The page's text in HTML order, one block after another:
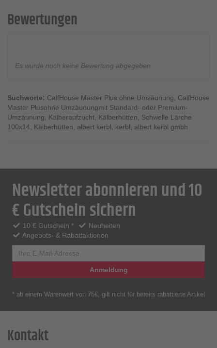
Bewertungen
Es wurde noch keine Bewertung abgegeben
Suchworte: CalfHouse Master Plus ohne Umzäunung, CalfHouse
Master Plusohne Umzäunungmit Standard- oder Premium-
Umzäunung, Kälberaufzucht, Kälberhütten, Schwelle Lärche
100x14, Kälberhütten, albert kerbl, kerbl, albert kerbl gmbh
Newsletter abonnieren und 10
€ Gutschein sichern
10 € Gutschein *
Neuheiten
Angebots- & Rabattaktionen
Anmeldung
* ab einem Warenwert von 75€, gilt nicht für bereits rabattierte Artikel
Kontakt